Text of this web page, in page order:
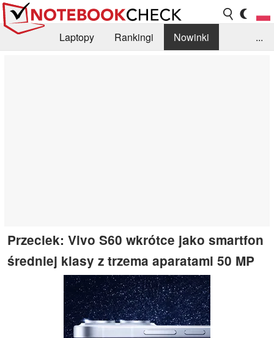
Laptopy Rankingi
Nowinki
...
Przeciek: Vivo S60 wkrótce jako smartfon
średniej klasy z trzema aparatami 50 MP